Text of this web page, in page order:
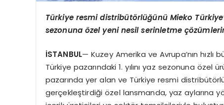
Türkiye resmi distribütörlüğünü Mieko Türkiye
sezonuna özel yeni nesil serinletme
İSTANBUL— Kuzey Amerika ve Avrupa’nın hızlı
Türkiye pazarındaki 1. yılını yaz sezonuna özel
pazarında yer alan ve Türkiye resmi
gerçekleştirdiği özel lansmanda, yaz aylarına